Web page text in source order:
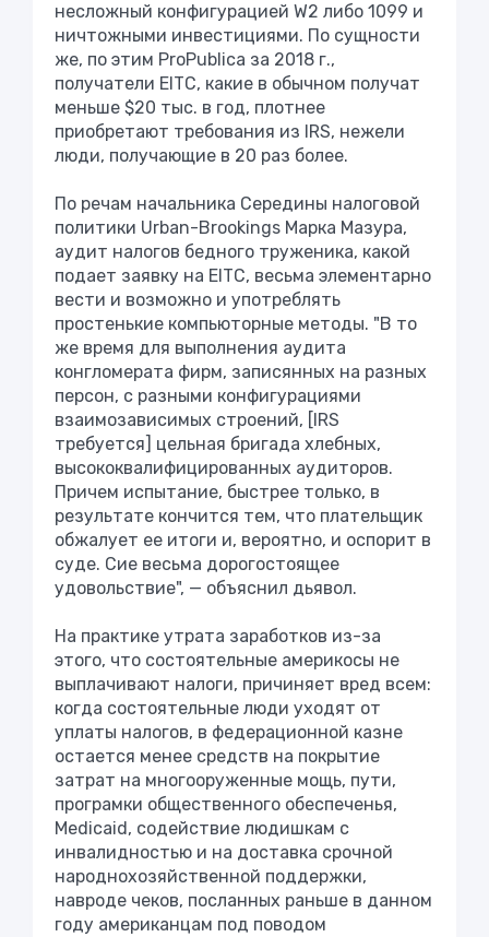
несложный конфигурацией W2 либо 1099 и
ничтожными инвестициями. По сущности
же, по этим ProPublica за 2018 г.,
получатели EITC, какие в обычном получат
меньше $20 тыс. в год, плотнее
приобретают требования из IRS, нежели
люди, получающие в 20 раз более.
По речам начальника Середины налоговой
политики Urban-Brookings Марка Мазура,
аудит налогов бедного труженика, какой
подает заявку на EITC, весьма элементарно
вести и возможно и употреблять
простенькие компьюторные методы. "В то
же время для выполнения аудита
конгломерата фирм, записянных на разных
персон, с разными конфигурациями
взаимозависимых строений, [IRS
требуется] цельная бригада хлебных,
высококвалифицированных аудиторов.
Причем испытание, быстрее только, в
результате кончится тем, что плательщик
обжалует ее итоги и, вероятно, и оспорит в
суде. Сие весьма дорогостоящее
удовольствие", — объяснил дьявол.
На практике утрата заработков из-за
этого, что состоятельные америкосы не
выплачивают налоги, причиняет вред всем:
когда состоятельные люди уходят от
уплаты налогов, в федерационной казне
остается менее средств на покрытие
затрат на многооруженные мощь, пути,
програмки общественного обеспеченья,
Medicaid, содействие людишкам с
инвалидностью и на доставка срочной
народнохозяйственной поддержки,
навроде чеков, посланных раньше в данном
году американцам под поводом